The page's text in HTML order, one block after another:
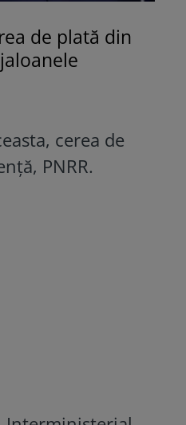
de plată din
cerea de
PNRR.